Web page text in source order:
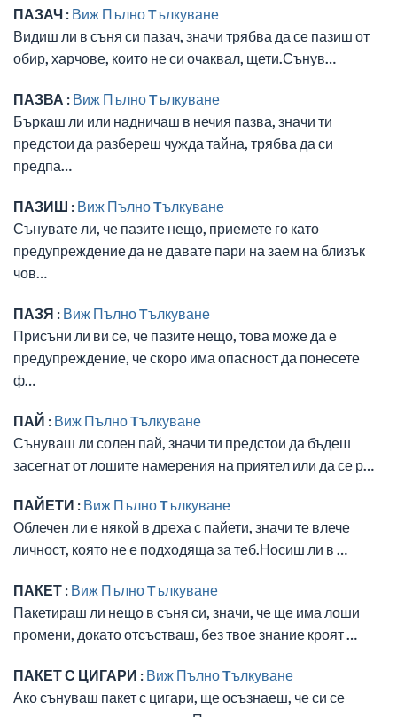
ПАЗАЧ : Виж Пълно Tълкуване
Видиш ли в съня си пазач, значи трябва да се пазиш от
обир, харчове, които не си очаквал, щети.Сънув…
ПАЗВА : Виж Пълно Tълкуване
Бъркаш ли или надничаш в нечия пазва, значи ти
предстои да разбереш чужда тайна, трябва да си
предпа…
ПАЗИШ : Виж Пълно Tълкуване
Сънувате ли, че пазите нещо, приемете го като
предупреждение да не давате пари на заем на близък
чов…
ПАЗЯ : Виж Пълно Tълкуване
Присъни ли ви се, че пазите нещо, това може да е
предупреждение, че скоро има опасност да понесете
ф…
ПАЙ : Виж Пълно Tълкуване
Сънуваш ли солен пай, значи ти предстои да бъдеш
засегнат от лошите намерения на приятел или да се р…
ПАЙЕТИ : Виж Пълно Tълкуване
Облечен ли е някой в дреха с пайети, значи те влече
личност, която не е подходяща за теб.Носиш ли в …
ПАКЕТ : Виж Пълно Tълкуване
Пакетираш ли нещо в съня си, значи, че ще има лоши
промени, докато отсъстваш, без твое знание кроят …
ПАКЕТ С ЦИГАРИ : Виж Пълно Tълкуване
Ако сънуваш пакет с цигари, ще осъзнаеш, че си се